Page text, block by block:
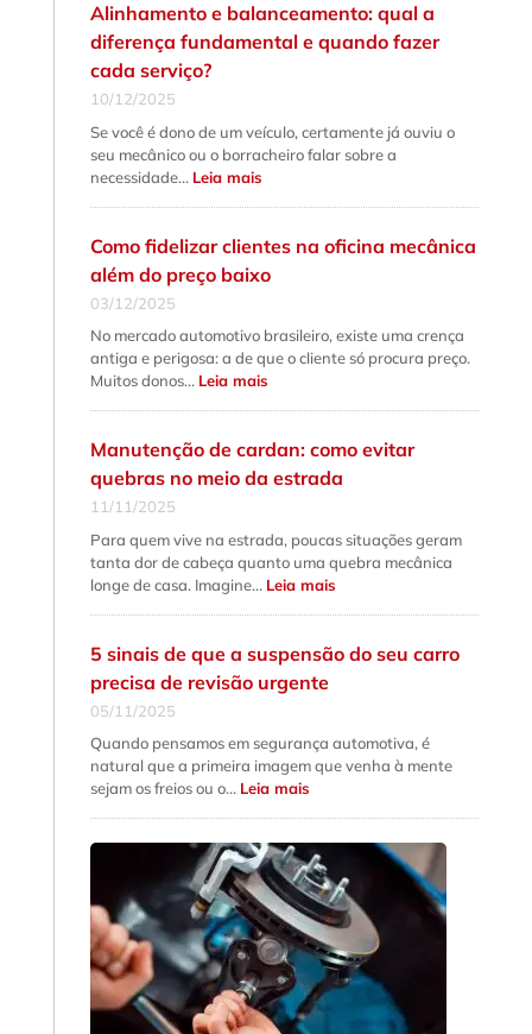
Alinhamento e balanceamento: qual a
diferença fundamental e quando fazer
cada serviço?
10/12/2025
Se você é dono de um veículo, certamente já ouviu o
seu mecânico ou o borracheiro falar sobre a
necessidade… Leia mais:
Alinhamento
e
a
fundamental
fazer
cada
serviço?
Como fidelizar clientes na oficina mecânica
além do preço baixo
03/12/2025
No mercado automotivo brasileiro, existe uma crença
antiga e perigosa: a de que o cliente só procura preço.
Muitos donos… Leia mais:
Como
fidelizar
na
oficina
mecânica
além
baixo
Manutenção de cardan: como evitar
quebras no meio da estrada
11/11/2025
Para quem vive na estrada, poucas situações geram
tanta dor de cabeça quanto uma quebra mecânica
longe de casa. Imagine… Leia mais:
Manutenção
de
evitar
estrada
5 sinais de que a suspensão do seu carro
precisa de revisão urgente
05/11/2025
Quando pensamos em segurança automotiva, é
natural que a primeira imagem que venha à mente
sejam os freios ou o… Leia mais:
5
sinais
que
a
suspensão
do
seu
carro
precisa
de
revisão
urgente